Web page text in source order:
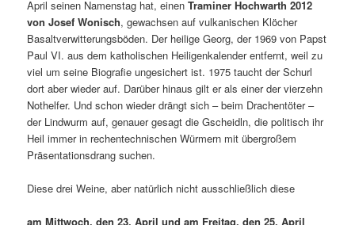
April seinen Namenstag hat, einenTraminer Hochwarth 2012
von Josef Wonisch, gewachsen auf vulkanischen Klöcher
Basaltverwitterungsböden. Der heilige Georg, der 1969 von Papst
Paul VI. aus dem katholischen Heiligenkalender entfernt, weil zu
viel um seine Biografie ungesichert ist. 1975 taucht der Schurl
dort aber wieder auf. Darüber hinaus gilt er als einer der vierzehn
Nothelfer. Und schon wieder drängt sich – beim Drachentöter –
der Lindwurm auf, genauer gesagt die Gscheidln, die politisch ihr
Heil immer in rechentechnischen Würmern mit übergroßem
Präsentationsdrang suchen.
Diese drei Weine, aber natürlich nicht ausschließlich diese
am Mittwoch, den 23. April und am Freitag, den 25. April